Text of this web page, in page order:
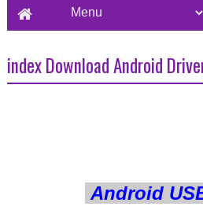
index Download Android
Android